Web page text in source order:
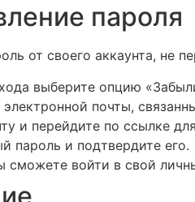
пароля
от своего аккаунта, не
выберите опцию
электронной почты,
и перейдите по ссылке
пароль и подтвердите его.
сможете войти в свой